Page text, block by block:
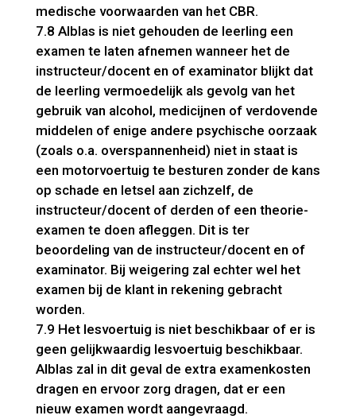
medische voorwaarden van het CBR.
7.8 Alblas is niet gehouden de leerling een
examen te laten afnemen wanneer het de
instructeur/docent en of examinator blijkt dat
de leerling vermoedelijk als gevolg van het
gebruik van alcohol, medicijnen of verdovende
middelen of enige andere psychische oorzaak
(zoals o.a. overspannenheid) niet in staat is
een motorvoertuig te besturen zonder de kans
op schade en letsel aan zichzelf, de
instructeur/docent of derden of een theorie-
examen te doen afleggen. Dit is ter
beoordeling van de instructeur/docent en of
examinator. Bij weigering zal echter wel het
examen bij de klant in rekening gebracht
worden.
7.9 Het lesvoertuig is niet beschikbaar of er is
geen gelijkwaardig lesvoertuig beschikbaar.
Alblas zal in dit geval de extra examenkosten
dragen en ervoor zorg dragen, dat er een
nieuw examen wordt aangevraagd.